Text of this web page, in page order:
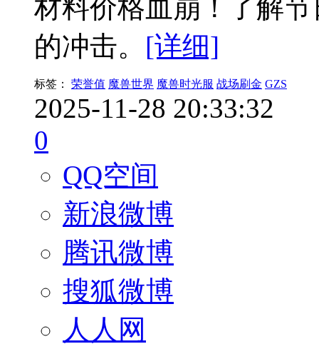
材料价格血崩！了解
的冲击。 [详细]
标签： 荣誉值 魔兽世界 魔兽时光服 战场刷金 GZS
2025-11-28 20:33:32
0
QQ空间
新浪微博
腾讯微博
搜狐微博
人人网